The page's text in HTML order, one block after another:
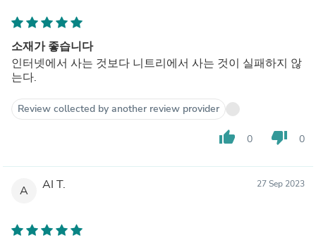
소재가 좋습니다
인터넷에서 사는 것보다 니트리에서 사는 것이 실패하지 않
는다.
Review collected by another review provider
thumb_up 0 thumb_down 0
A AI T. 27 Sep 2023